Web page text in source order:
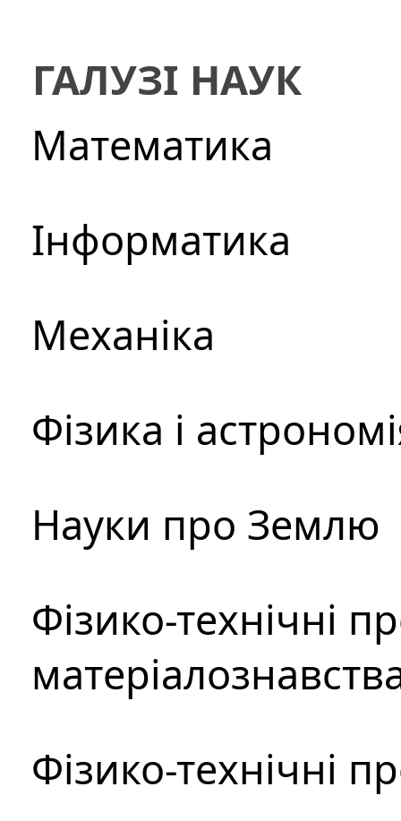
ГАЛУЗІ НАУК
Математика
Інформатика
Механіка
Фізика і
Науки про Землю
Фізико-технічні
Фізико-технічні